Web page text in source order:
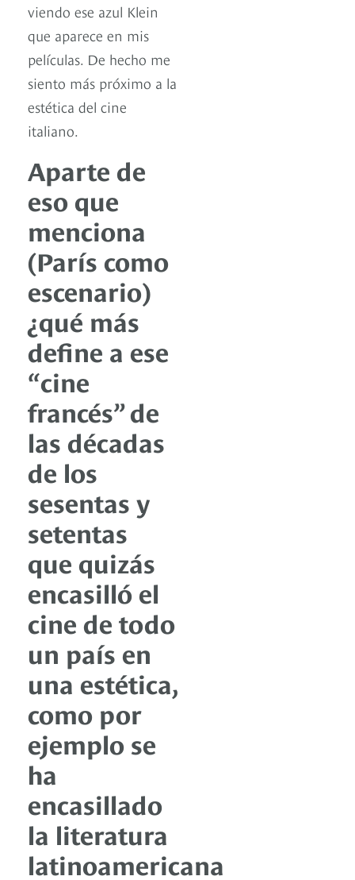
viendo ese azul Klein
que aparece en mis
películas. De hecho me
siento más próximo a la
estética del cine
italiano.
Aparte de
eso que
menciona
(París como
escenario)
¿qué más
define a ese
“cine
francés” de
las décadas
de los
sesentas y
setentas
que quizás
encasilló el
cine de todo
un país en
una estética,
como por
ejemplo se
ha
encasillado
la literatura
latinoamericana